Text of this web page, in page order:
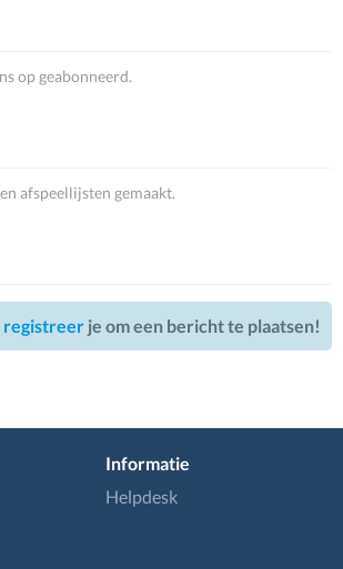
op geabonneerd.
afspeellijsten gemaakt.
registreer je om een bericht te plaatsen!
Informatie
Helpdesk